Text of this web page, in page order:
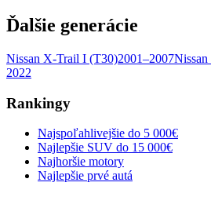
Ďalšie generácie
Nissan X-Trail I (T30)2001–2007Nissan
2022
Rankingy
Najspoľahlivejšie do 5 000€
Najlepšie SUV do 15 000€
Najhoršie motory
Najlepšie prvé autá